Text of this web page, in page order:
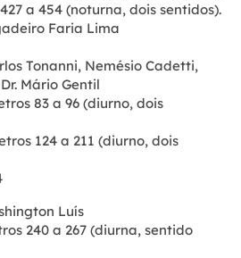
a 454 (noturna, dois sentidos).
Faria Lima
Tonanni, Nemésio Cadetti,
Mário Gentil
83 a 96 (diurno, dois
124 a 211 (diurno, dois
Luís
240 a 267 (diurna, sentido